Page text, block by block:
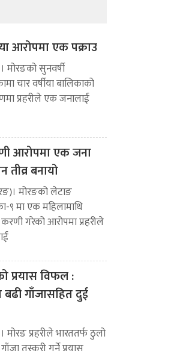
आरोपमा एक पक्राउ
मोरङको सुनवर्षी
चार वर्षीया बालिकाको
प्रहरीले एक जनालाई
आरोपमा एक जना
तीव्र बनायो
मोरङको लेटाङ
९ मा एक महिलामाथि
गरेको आरोपमा प्रहरीले
प्रयास विफल :
बढी गाँजासहित दुई
मोरङ प्रहरीले भारततर्फ ठुलो